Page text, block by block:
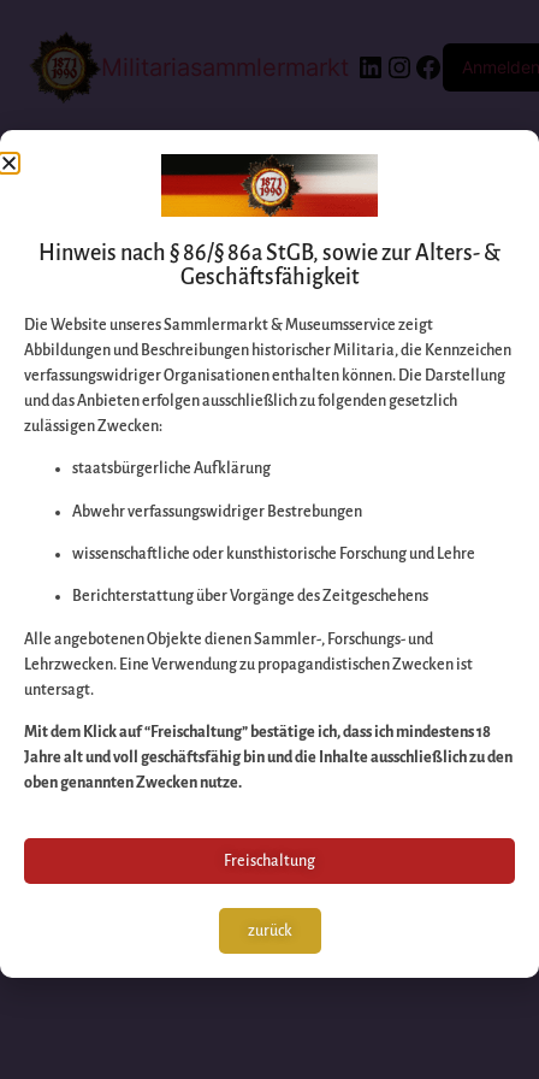
Militariasammlermarkt Anmelden
Entschuldigen Sie
bitte die
Wir arbeiten an
großartigen Sache
schauen Sie bald
wieder vorbei!
Hinweis nach § 86/§ 86a StGB, sowie zur Alters- &
Geschäftsfähigkeit
Die Website unseres Sammlermarkt & Museumsservice zeigt
Abbildungen und Beschreibungen historischer Militaria, die Kennzeichen
verfassungswidriger Organisationen enthalten können. Die Darstellung
und das Anbieten erfolgen ausschließlich zu folgenden gesetzlich
zulässigen Zwecken:
staatsbürgerliche Aufklärung
Abwehr verfassungswidriger Bestrebungen
wissenschaftliche oder kunsthistorische Forschung und Lehre
Berichterstattung über Vorgänge des Zeitgeschehens
Alle angebotenen Objekte dienen Sammler-, Forschungs- und
Lehrzwecken. Eine Verwendung zu propagandistischen Zwecken ist
untersagt.
Mit dem Klick auf “Freischaltung” bestätige ich, dass ich mindestens 18
Jahre alt und voll geschäftsfähig bin und die Inhalte ausschließlich zu den
oben genannten Zwecken nutze.
Freischaltung
zurück